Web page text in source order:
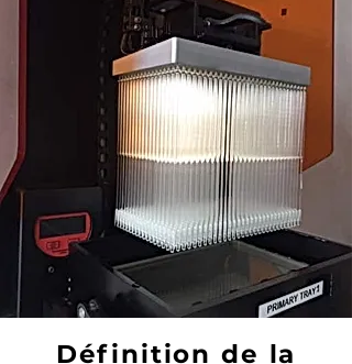
Définition de la